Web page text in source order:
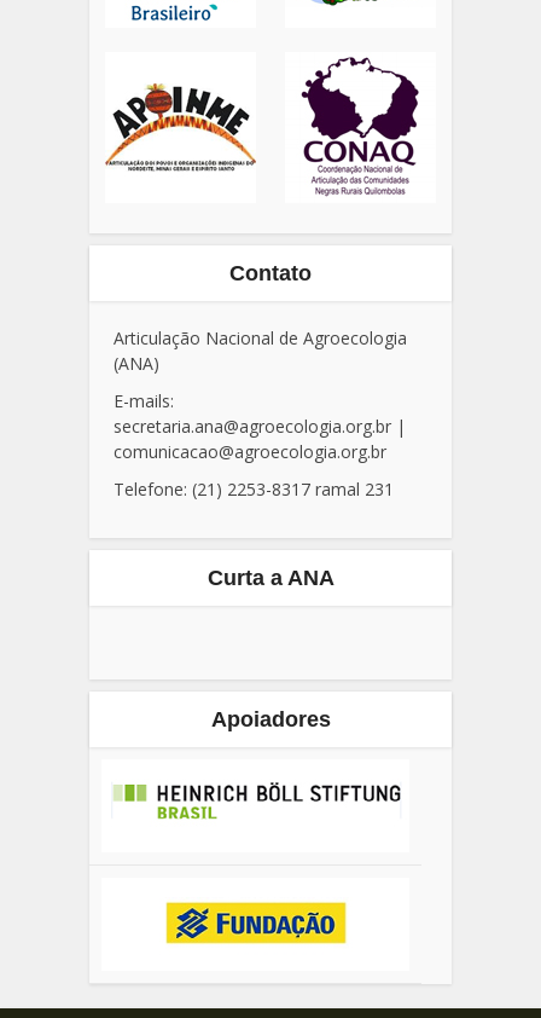
Contato
Articulação Nacional de Agroecologia
(ANA)
E-mails:
secretaria.ana@agroecologia.org.br |
comunicacao@agroecologia.org.br
Telefone: (21) 2253-8317 ramal 231
Curta a ANA
Apoiadores